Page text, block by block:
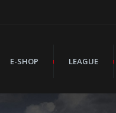
E-SHOP LEAGUE